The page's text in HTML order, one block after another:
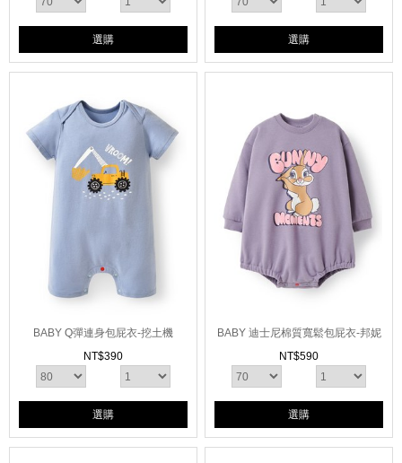
選購 選購
BABY Q彈連身包屁衣-挖土機
NT$390
選購
BABY 迪士尼棉質寬鬆包屁衣-邦妮
兔
NT$590
選購